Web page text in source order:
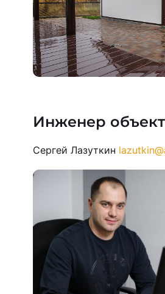
Инженер
Сергей Лазуткин